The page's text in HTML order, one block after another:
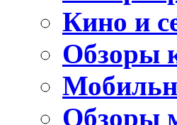
Кино и
Обзоры
Обзоры